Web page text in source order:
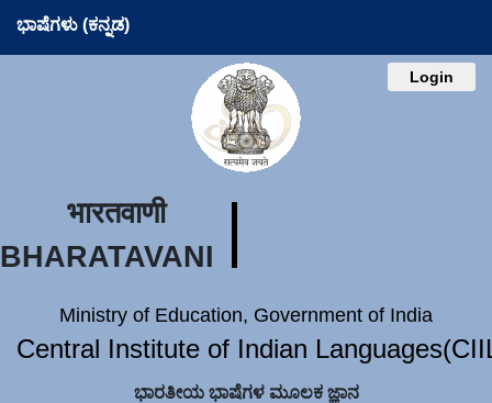
ಭಾಷೆಗಳು (ಕನ್ನಡ)
Login
भारतवाणी
BHARATAVANI
Ministry of Education, Government of India
Central Institute of Indian
ಭಾರತೀಯ ಭಾಷೆಗಳ ಮೂಲಕ ಜ್ಞಾನ